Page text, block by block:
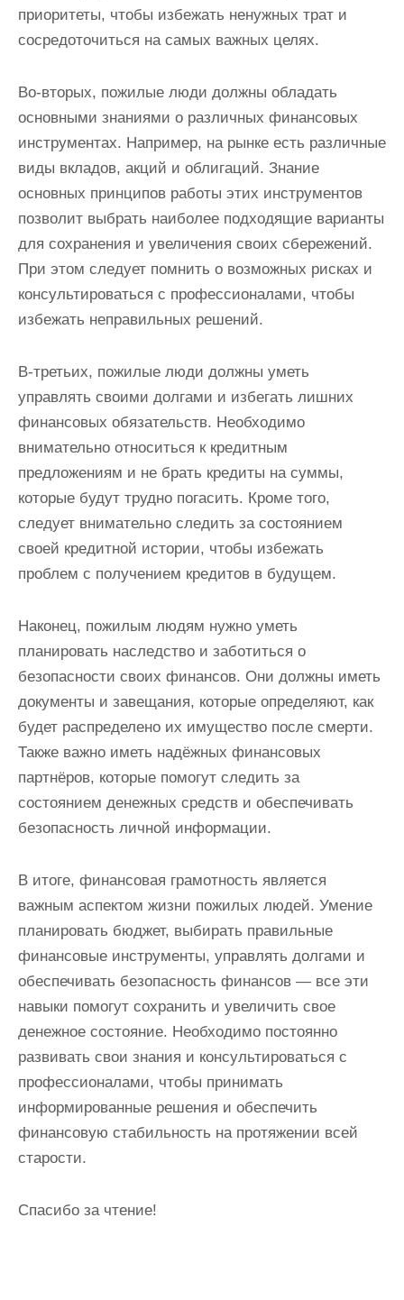
приоритеты, чтобы избежать ненужных трат и
сосредоточиться на самых важных целях.
Во-вторых, пожилые люди должны обладать
основными знаниями о различных финансовых
инструментах. Например, на рынке есть различные
виды вкладов, акций и облигаций. Знание
основных принципов работы этих инструментов
позволит выбрать наиболее подходящие варианты
для сохранения и увеличения своих сбережений.
При этом следует помнить о возможных рисках и
консультироваться с профессионалами, чтобы
избежать неправильных решений.
В-третьих, пожилые люди должны уметь
управлять своими долгами и избегать лишних
финансовых обязательств. Необходимо
внимательно относиться к кредитным
предложениям и не брать кредиты на суммы,
которые будут трудно погасить. Кроме того,
следует внимательно следить за состоянием
своей кредитной истории, чтобы избежать
проблем с получением кредитов в будущем.
Наконец, пожилым людям нужно уметь
планировать наследство и заботиться о
безопасности своих финансов. Они должны иметь
документы и завещания, которые определяют, как
будет распределено их имущество после смерти.
Также важно иметь надёжных финансовых
партнёров, которые помогут следить за
состоянием денежных средств и обеспечивать
безопасность личной информации.
В итоге, финансовая грамотность является
важным аспектом жизни пожилых людей. Умение
планировать бюджет, выбирать правильные
финансовые инструменты, управлять долгами и
обеспечивать безопасность финансов — все эти
навыки помогут сохранить и увеличить свое
денежное состояние. Необходимо постоянно
развивать свои знания и консультироваться с
профессионалами, чтобы принимать
информированные решения и обеспечить
финансовую стабильность на протяжении всей
старости.
Спасибо за чтение!